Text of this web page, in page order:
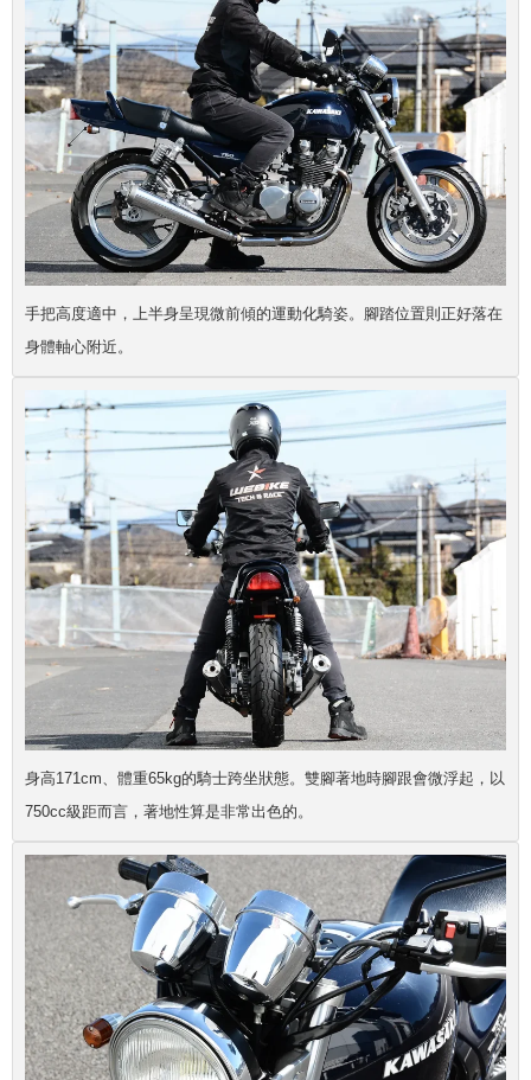
手把高度適中，上半身呈現微前傾的運動化騎姿。腳踏位置則正好落在
身體軸心附近。
身高171cm、體重65kg的騎士跨坐狀態。雙腳著地時腳跟會微浮起，以
750cc級距而言，著地性算是非常出色的。